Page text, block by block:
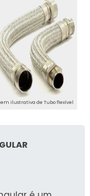
ilustrativa de Tubo flexível